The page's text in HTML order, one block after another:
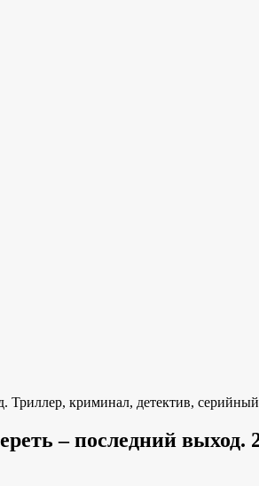
криминал, детектив,
– последний выход.